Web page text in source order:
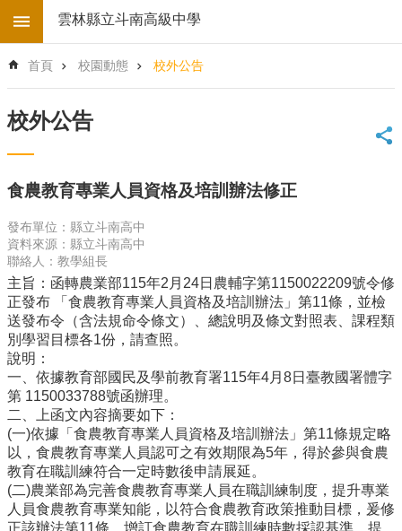
跳到主要內容區塊
階
搜
首
頁
學
校
電
子
地
圖
後
台
登
入
雲
林
縣
政
府
教
育
雲林縣立斗南高級中學
首頁 校園動態 校外公告
校外公告
食農教育專業人員資格及培訓辦法修正
發布單位：縣立斗南高中
資料來源：縣立斗南高中
聯絡人：教學組長
主旨：函轉農業部115年2月24日農輔字第1150022209號令修
正發布 「食農教育專業人員資格及培訓辦法」第11條，並檢
送發布令（含法規命令條文）、總說明及條文對照表、課程類
別學習目標各1份，請查照。
說明：
一、依據教育部國民及學前教育署115年4月8日臺教國署體字
第 1150033788號函辦理。
二、上函文內容摘要如下：
(一)依據「食農教育專業人員資格及培訓辦法」第11條規定略
以，食農教育專業人員認可之有效期限為5年，得於參與食農
教育在職訓練符合一定時數後申請展延。
(二)農業部為完善食農教育專業人員在職訓練制度，提升專業
人員食農教育專業知能，以符合食農教育政策推動目標，爰修